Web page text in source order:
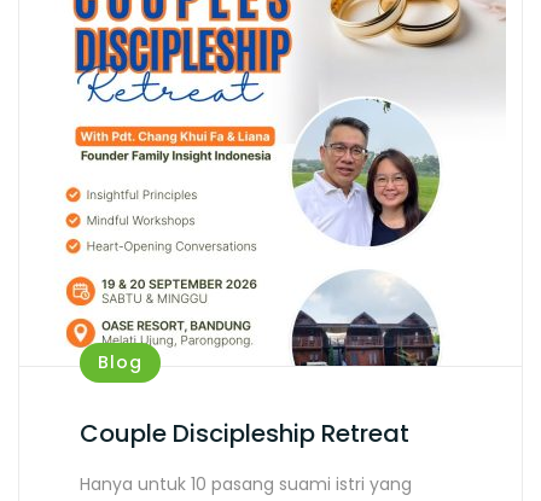
Blog
Couple Discipleship Retreat
Hanya untuk 10 pasang suami istri yang